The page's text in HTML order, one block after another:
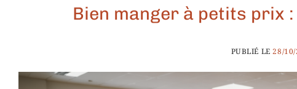
Bien manger à petits prix
PUBLIÉ LE28/